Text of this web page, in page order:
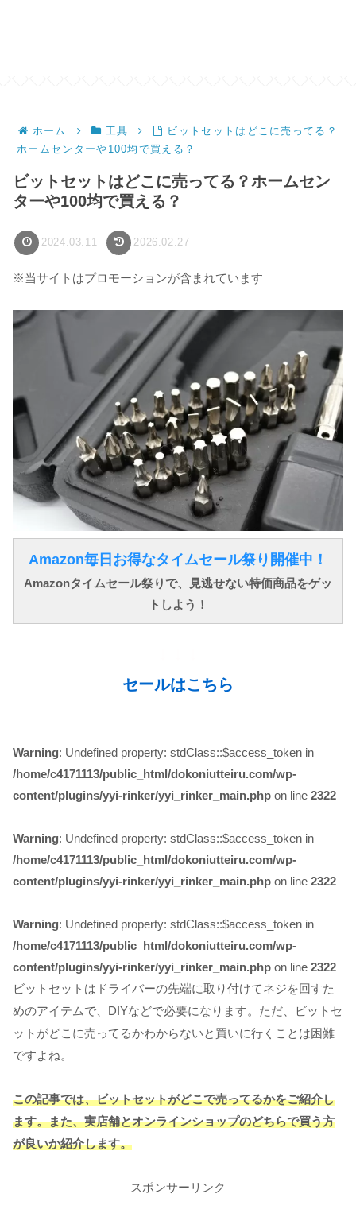
ホーム 工具
ビットセットはどこに売ってる？
ホームセンターや100均で買える？
ビットセットはどこに売ってる？ホームセン
ターや100均で買える？
2024.03.11 2026.02.27
※当サイトはプロモーションが含まれています
Amazon毎日お得なタイムセール祭り開催中！
Amazonタイムセール祭りで、見逃せない特価商品をゲッ
トしよう！
セールはこちら
Warning: Undefined property: stdClass::$access_token in
/home/c4171113/public_html/dokoniutteiru.com/wp-
content/plugins/yyi-rinker/yyi_rinker_main.php on line 2322
Warning: Undefined property: stdClass::$access_token in
/home/c4171113/public_html/dokoniutteiru.com/wp-
content/plugins/yyi-rinker/yyi_rinker_main.php on line 2322
Warning: Undefined property: stdClass::$access_token in
/home/c4171113/public_html/dokoniutteiru.com/wp-
content/plugins/yyi-rinker/yyi_rinker_main.php on line 2322
ビットセットはドライバーの先端に取り付けてネジを回すた
めのアイテムで、DIYなどで必要になります。ただ、ビットセ
ットがどこに売ってるかわからないと買いに行くことは困難
ですよね。
この記事では、ビットセットがどこで売ってるかをご紹介し
ます。また、実店舗とオンラインショップのどちらで買う方
が良いか紹介します。
スポンサーリンク